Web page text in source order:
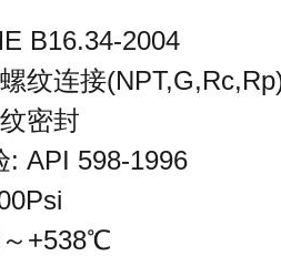
B16.34-2004
纹连接
密封
: API 598-1996
+538℃